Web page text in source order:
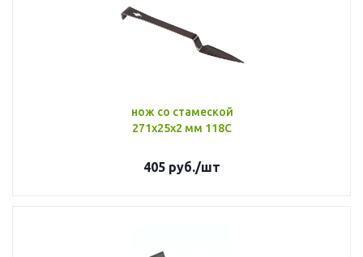
нож со стамеской
271х25х2 мм 118С
405 руб./шт